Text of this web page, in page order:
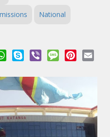
National
WhatsApp
Skype Viber MessagePinterest